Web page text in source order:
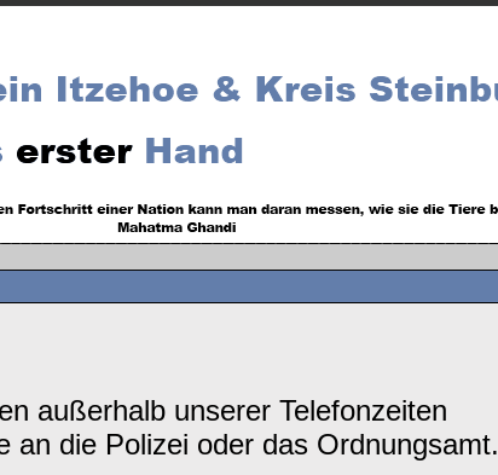
außerhalb unserer Telefonzeiten
an die Polizei oder das Ordnungsamt.